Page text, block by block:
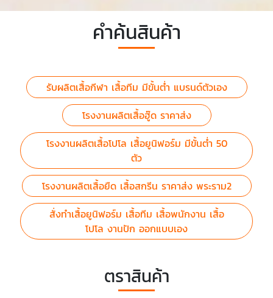
คำค้นสินค้า
รับผลิตเสื้อกีฬา เสื้อทีม มีขั้นต่ำ แบรนด์ตัวเอง
โรงงานผลิตเสื้อฮู๊ด ราคาส่ง
โรงงานผลิตเสื้อโปโล เสื้อยูนิฟอร์ม มีขั้นต่ำ 50
ตัว
โรงงานผลิตเสื้อยืด เสื้อสกรีน ราคาส่ง พระราม2
สั่งทำเสื้อยูนิฟอร์ม เสื้อทีม เสื้อพนักงาน เสื้อ
โปโล งานปัก ออกแบบเอง
ตราสินค้า